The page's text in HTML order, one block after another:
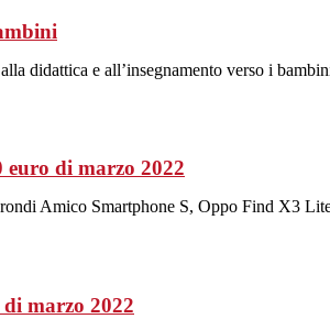
didattica e all’insegnamento verso i
di marzo 2022
Amico Smartphone S, Oppo Find X3
marzo 2022